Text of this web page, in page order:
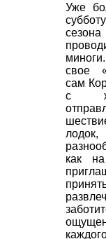
Уже
свое
сам
с
как